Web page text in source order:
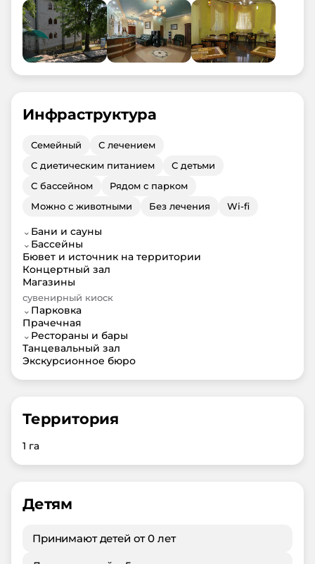
Инфраструктура
Семейный
С лечением
С диетическим питанием
С детьми
С бассейном
Рядом с парком
Можно с животными
Без лечения Wi-fi
⌄ Бани и сауны
⌄ Бассейны
Бювет и источник на территории
Концертный зал
Магазины
сувенирный киоск
⌄ Парковка
Прачечная
⌄ Рестораны и бары
Танцевальный зал
Экскурсионное бюро
Территория
1 га
Детям
Принимают детей от 0 лет